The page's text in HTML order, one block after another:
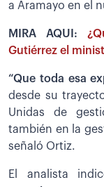
a Aramayo en el
MIRA AQUI:
Gutiérrez el
“Que toda esa
desde su
Unidas de
también en la
señaló Ortiz.
El analista